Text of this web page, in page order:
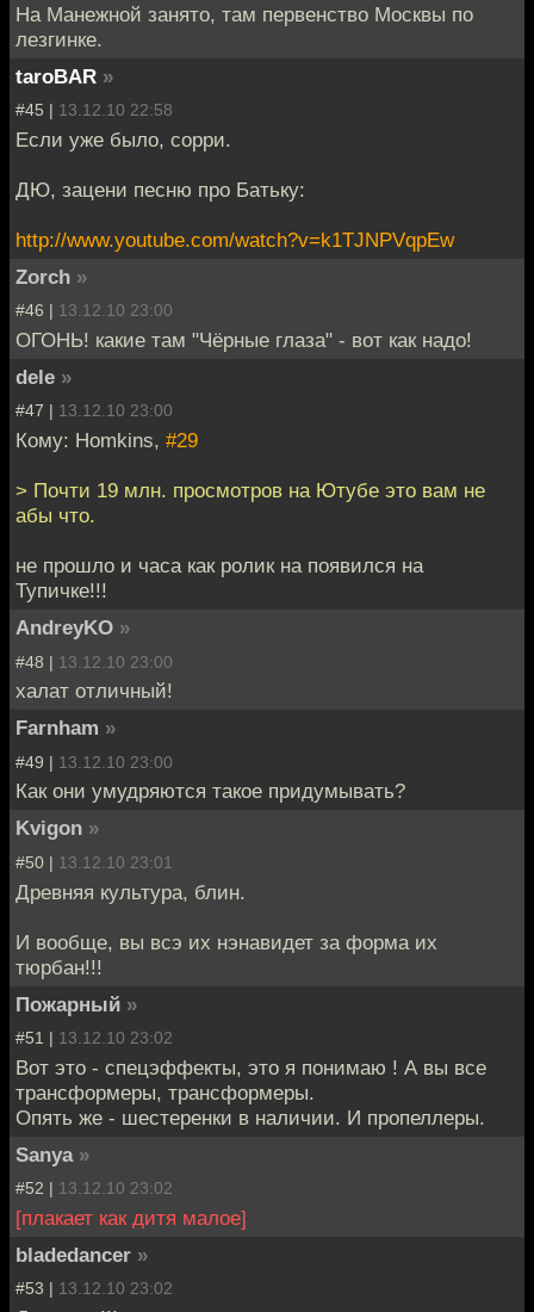
На Манежной занято, там первенство Москвы по
лезгинке.
taroBAR »
#45 | 13.12.10 22:58
Если уже было, сорри.
ДЮ, зацени песню про Батьку:
http://www.youtube.com/watch?v=k1TJNPVqpEw
Zorch »
#46 | 13.12.10 23:00
ОГОНЬ! какие там "Чёрные глаза" - вот как надо!
dele »
#47 | 13.12.10 23:00
Кому: Homkins, #29
> Почти 19 млн. просмотров на Ютубе это вам не
абы что.
не прошло и часа как ролик на появился на
Тупичке!!!
AndreyKO »
#48 | 13.12.10 23:00
халат отличный!
Farnham »
#49 | 13.12.10 23:00
Как они умудряются такое придумывать?
Kvigon »
#50 | 13.12.10 23:01
Древняя культура, блин.
И вообще, вы всэ их нэнавидет за форма их
тюрбан!!!
Пожарный »
#51 | 13.12.10 23:02
Вот это - спецэффекты, это я понимаю ! А вы все
трансформеры, трансформеры.
Опять же - шестеренки в наличии. И пропеллеры.
Sanya »
#52 | 13.12.10 23:02
[плакает как дитя малое]
bladedancer »
#53 | 13.12.10 23:02